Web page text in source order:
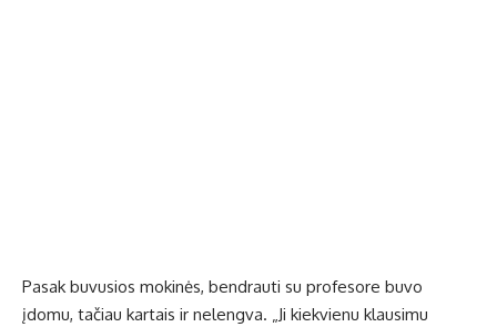
Pasak buvusios mokinės, bendrauti su profesore buvo
įdomu, tačiau kartais ir nelengva. „Ji kiekvienu klausimu